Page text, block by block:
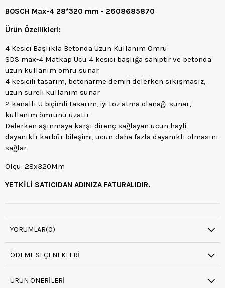
BOSCH Max-4 28*320 mm - 2608685870
Ürün Özellikleri:
4 Kesici Başlıkla Betonda Uzun Kullanım Ömrü
SDS max-4 Matkap Ucu 4 kesici başlığa sahiptir ve betonda
uzun kullanım ömrü sunar
4 kesicili tasarım, betonarme demiri delerken sıkışmasız,
uzun süreli kullanım sunar
2 kanallı U biçimli tasarım, iyi toz atma olanağı sunar,
kullanım ömrünü uzatır
Delerken aşınmaya karşı direnç sağlayan ucun hayli
dayanıklı karbür bileşimi, ucun daha fazla dayanıklı olmasını
sağlar
Ölçü: 28x320Mm
YETKİLİ SATICIDAN ADINIZA FATURALIDIR.
YORUMLAR(0)
ÖDEME SEÇENEKLERI
ÜRÜN ÖNERILERI